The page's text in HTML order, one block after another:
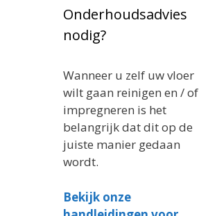
Onderhoudsadvies
nodig?
Wanneer u zelf uw vloer
wilt gaan reinigen en / of
impregneren is het
belangrijk dat dit op de
juiste manier gedaan
wordt.
Bekijk onze